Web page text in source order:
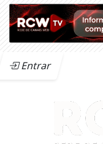
Entrar